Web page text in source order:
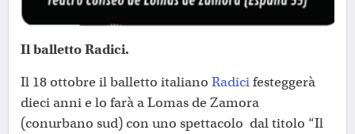
Il balletto Radici.
Il 18 ottobre il balletto italiano Radicifesteggerà
dieci anni e lo farà a Lomas de Zamora
(conurbano sud) con uno spettacolo dal titolo “Il